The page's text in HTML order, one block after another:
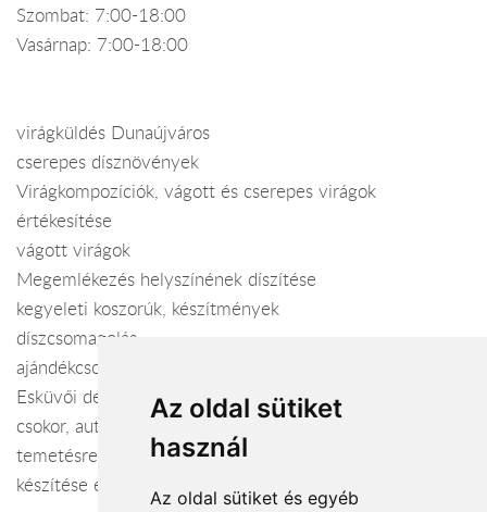
Az oldal sütiket
használ
Az oldal sütiket és egyéb
Szombat: 7:00-18:00
Vasárnap: 7:00-18:00
virágküldés Dunaújváros
cserepes dísznövények
Virágkompozíciók, vágott és cserepes virágok
értékesítése
vágott virágok
Megemlékezés helyszínének díszítése
kegyeleti koszorúk, készítmények
díszcsomagolás
ajándékcsokrok
Esküvői dekorációk teljes kivitelezése: menyasszonyi
csokor, autódísz, koszorúslány és dobó csokor, kitűző.
temetésre koszorúk, sírcsokrok, urna- és koporsódíszek
készítése és kiszállítása.